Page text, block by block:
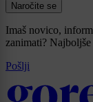
Naročite se
Imaš novico,
zanimati?
Pošlji